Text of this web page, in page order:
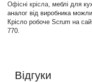
Офісні крісла, меблі для
аналог від виробника
Крісло робоче Scrum на
770.
Відгуки